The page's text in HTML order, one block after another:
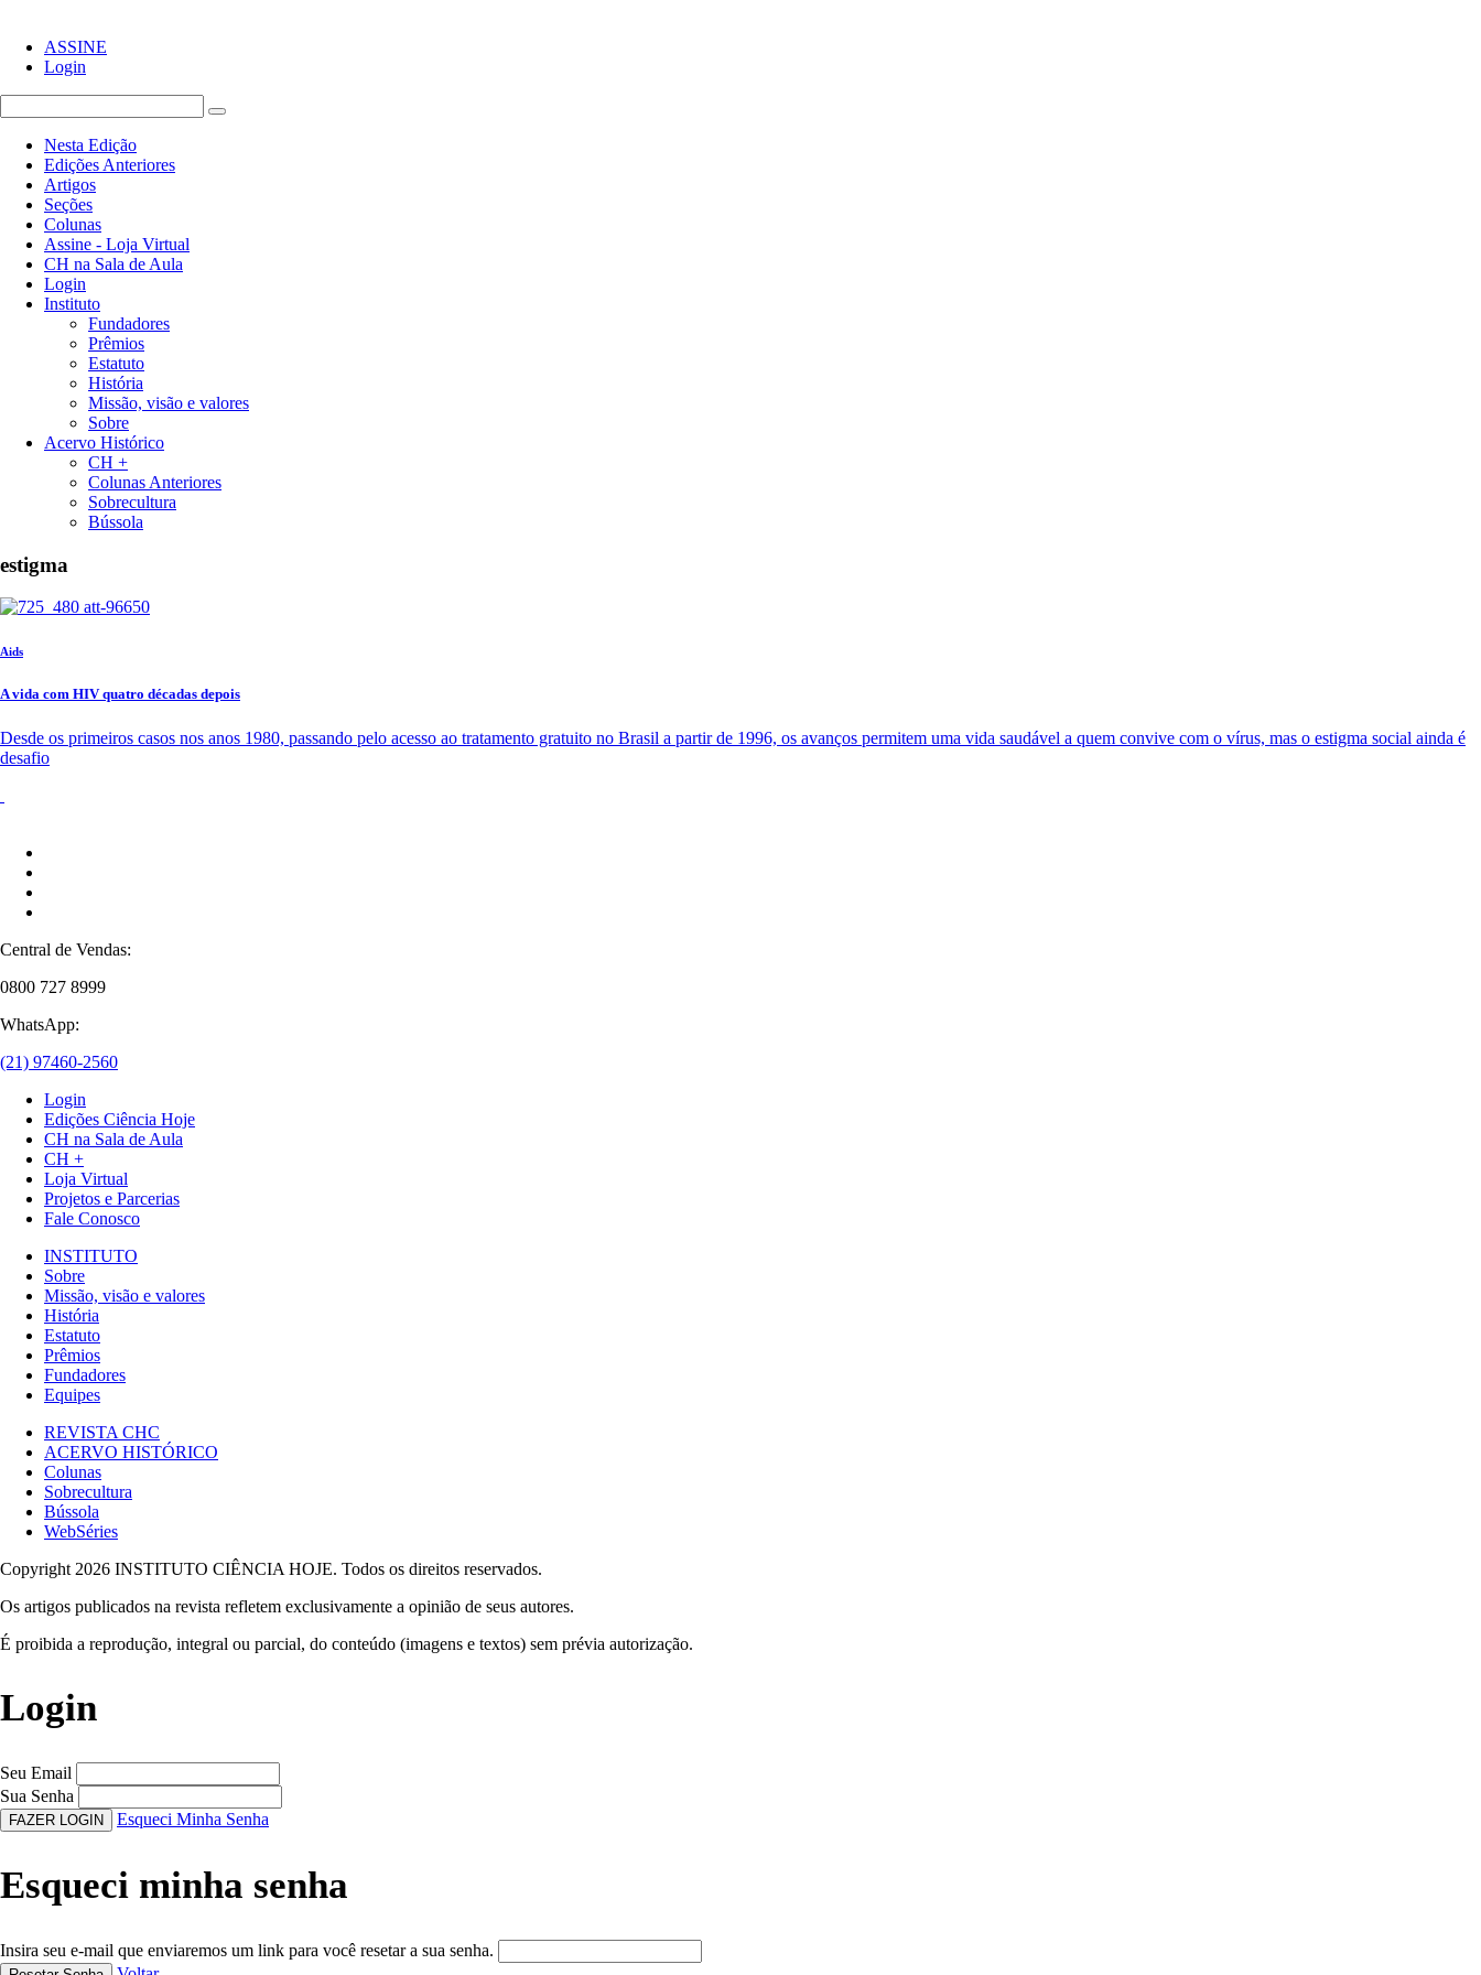
ASSINE
Login
Nesta Edição
Edições Anteriores
Artigos
Seções
Colunas
Assine - Loja Virtual
CH na Sala de Aula
Login
Instituto
Fundadores
Prêmios
Estatuto
História
Missão, visão e valores
Sobre
Acervo Histórico
CH +
Colunas Anteriores
Sobrecultura
Bússola
estigma
Aids
A vida com HIV quatro décadas depois
Desde os primeiros casos nos anos 1980, passando pelo acesso ao tratamento gratuito no Brasil a partir de 1996, os avanços permitem uma vida saudável a quem convive com o vírus, mas o estigma social ainda é
desafio
Central de Vendas:
0800 727 8999
WhatsApp:
(21) 97460-2560
Login
Edições Ciência Hoje
CH na Sala de Aula
CH +
Loja Virtual
Projetos e Parcerias
Fale Conosco
INSTITUTO
Sobre
Missão, visão e valores
História
Estatuto
Prêmios
Fundadores
Equipes
REVISTA CHC
ACERVO HISTÓRICO
Colunas
Sobrecultura
Bússola
WebSéries
Copyright 2026 INSTITUTO CIÊNCIA HOJE. Todos os direitos reservados.
Os artigos publicados na revista refletem exclusivamente a opinião de seus autores.
É proibida a reprodução, integral ou parcial, do conteúdo (imagens e textos) sem prévia autorização.
Login
Seu Email
Sua Senha
FAZER LOGIN Esqueci Minha Senha
Esqueci minha senha
Insira seu e-mail que enviaremos um link para você resetar a sua senha.